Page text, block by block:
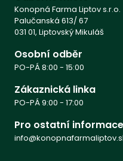
Konopná Farma Liptov s.r.o.
Palučanská 613/ 67
031 01, Liptovský Mikuláš
Osobní odběr
PO-PÁ 8:00 - 15:00
Zákaznická linka
PO-PÁ 9:00 - 17:00
Pro ostatní